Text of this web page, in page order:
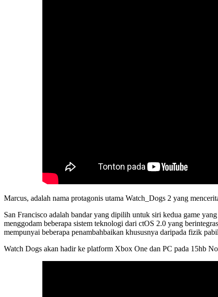
Marcus, adalah nama protagonis utama Watch_Dogs 2 yang
San Francisco adalah bandar yang dipilih untuk siri kedua game
menggodam beberapa sistem teknologi dari ctOS 2.0 yang
mempunyai beberapa penambahbaikan khususnya daripada fizik
Watch Dogs akan hadir ke platform Xbox One dan PC pada 15hb